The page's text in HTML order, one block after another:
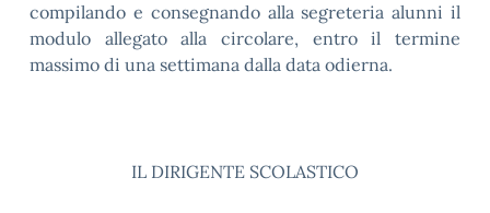
compilando e consegnando alla segreteria alunni il
modulo allegato alla circolare, entro il termine
massimo di una settimana dalla data odierna.
IL DIRIGENTE SCOLASTICO